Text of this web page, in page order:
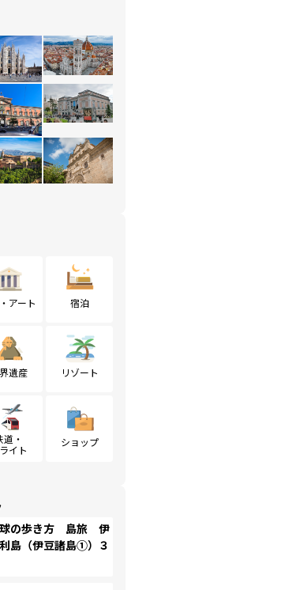
アート 宿泊
遺産 リゾート
道・
イト
ショップ
の歩き方 島旅 伊
島（伊豆諸島①）３